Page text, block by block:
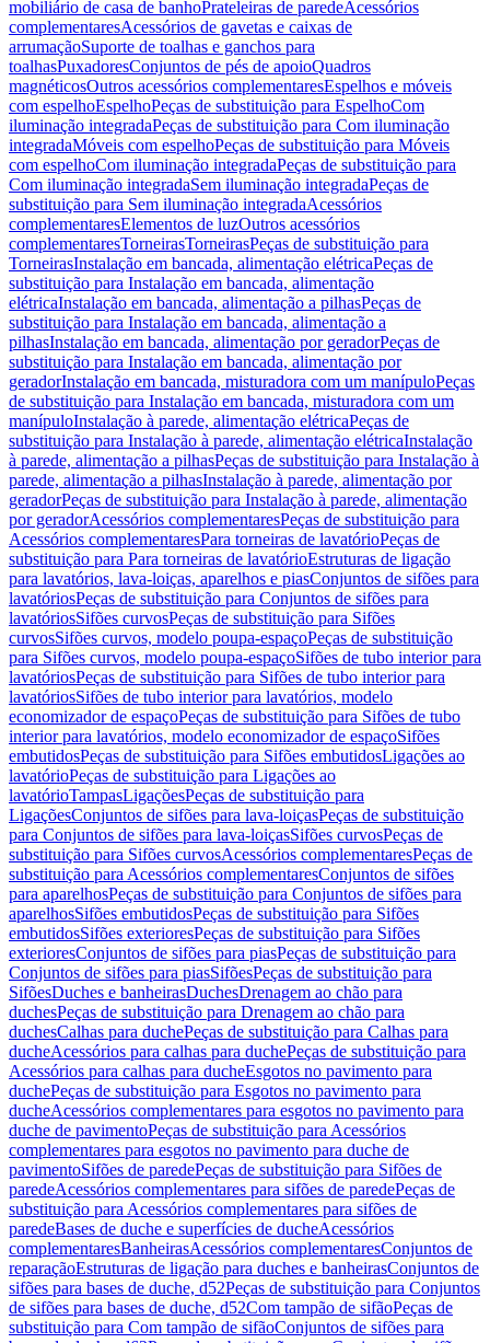
mobiliário de casa de banhoPrateleiras de paredeAcessórios
complementaresAcessórios de gavetas e caixas de
arrumaçãoSuporte de toalhas e ganchos para
toalhasPuxadoresConjuntos de pés de apoioQuadros
magnéticosOutros acessórios complementaresEspelhos e móveis
com espelhoEspelhoPeças de substituição para EspelhoCom
iluminação integradaPeças de substituição para Com iluminação
integradaMóveis com espelhoPeças de substituição para Móveis
com espelhoCom iluminação integradaPeças de substituição para
Com iluminação integradaSem iluminação integradaPeças de
substituição para Sem iluminação integradaAcessórios
complementaresElementos de luzOutros acessórios
complementaresTorneirasTorneirasPeças de substituição para
TorneirasInstalação em bancada, alimentação elétricaPeças de
substituição para Instalação em bancada, alimentação
elétricaInstalação em bancada, alimentação a pilhasPeças de
substituição para Instalação em bancada, alimentação a
pilhasInstalação em bancada, alimentação por geradorPeças de
substituição para Instalação em bancada, alimentação por
geradorInstalação em bancada, misturadora com um manípuloPeças
de substituição para Instalação em bancada, misturadora com um
manípuloInstalação à parede, alimentação elétricaPeças de
substituição para Instalação à parede, alimentação elétricaInstalação
à parede, alimentação a pilhasPeças de substituição para Instalação à
parede, alimentação a pilhasInstalação à parede, alimentação por
geradorPeças de substituição para Instalação à parede, alimentação
por geradorAcessórios complementaresPeças de substituição para
Acessórios complementaresPara torneiras de lavatórioPeças de
substituição para Para torneiras de lavatórioEstruturas de ligação
para lavatórios, lava-loiças, aparelhos e piasConjuntos de sifões para
lavatóriosPeças de substituição para Conjuntos de sifões para
lavatóriosSifões curvosPeças de substituição para Sifões
curvosSifões curvos, modelo poupa-espaçoPeças de substituição
para Sifões curvos, modelo poupa-espaçoSifões de tubo interior para
lavatóriosPeças de substituição para Sifões de tubo interior para
lavatóriosSifões de tubo interior para lavatórios, modelo
economizador de espaçoPeças de substituição para Sifões de tubo
interior para lavatórios, modelo economizador de espaçoSifões
embutidosPeças de substituição para Sifões embutidosLigações ao
lavatórioPeças de substituição para Ligações ao
lavatórioTampasLigaçõesPeças de substituição para
LigaçõesConjuntos de sifões para lava-loiçasPeças de substituição
para Conjuntos de sifões para lava-loiçasSifões curvosPeças de
substituição para Sifões curvosAcessórios complementaresPeças de
substituição para Acessórios complementaresConjuntos de sifões
para aparelhosPeças de substituição para Conjuntos de sifões para
aparelhosSifões embutidosPeças de substituição para Sifões
embutidosSifões exterioresPeças de substituição para Sifões
exterioresConjuntos de sifões para piasPeças de substituição para
Conjuntos de sifões para piasSifõesPeças de substituição para
SifõesDuches e banheirasDuchesDrenagem ao chão para
duchesPeças de substituição para Drenagem ao chão para
duchesCalhas para duchePeças de substituição para Calhas para
ducheAcessórios para calhas para duchePeças de substituição para
Acessórios para calhas para ducheEsgotos no pavimento para
duchePeças de substituição para Esgotos no pavimento para
ducheAcessórios complementares para esgotos no pavimento para
duche de pavimentoPeças de substituição para Acessórios
complementares para esgotos no pavimento para duche de
pavimentoSifões de paredePeças de substituição para Sifões de
paredeAcessórios complementares para sifões de paredePeças de
substituição para Acessórios complementares para sifões de
paredeBases de duche e superfícies de ducheAcessórios
complementaresBanheirasAcessórios complementaresConjuntos de
reparaçãoEstruturas de ligação para duches e banheirasConjuntos de
sifões para bases de duche, d52Peças de substituição para Conjuntos
de sifões para bases de duche, d52Com tampão de sifãoPeças de
substituição para Com tampão de sifãoConjuntos de sifões para